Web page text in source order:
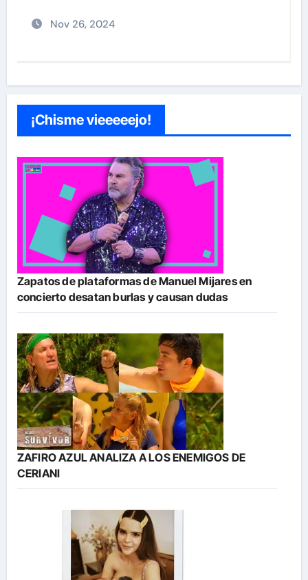
Dic 9, 2024
¡Chisme vieeeeejo!
Zapatos de plataformas de Manuel Mijares en
concierto desatan burlas y causan dudas
ZAFIRO AZUL ANALIZA A LOS ENEMIGOS DE
CERIANI